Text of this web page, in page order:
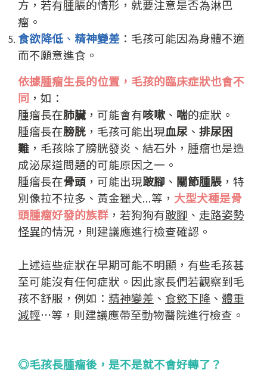
方，若有腫脹的情形，就要注意是否為淋巴
瘤。
食欲降低 、 精神變差 ：毛孩可能因為身體不適
而不願意進食。
依據腫瘤生長的位置，毛孩的臨床症狀也會不
同 ，如：
腫瘤長在肺臟 ，可能會有咳嗽 、 喘的症狀。
腫瘤長在膀胱 ，毛孩可能出現血尿 、 排尿困
難 ，毛孩除了膀胱發炎、結石外，腫瘤也是造
成泌尿道問題的可能原因之一。
腫瘤長在骨頭 ，可能出現跛腳 、 關節腫脹 ，特
別像拉不拉多、黃金獵犬...等， 大型犬種是骨
頭腫瘤好發的族群 ，若狗狗有跛腳 、 走路姿勢
怪異的情況，則建議應進行檢查確認。
上述這些症狀在早期可能不明顯，有些毛孩甚
至可能沒有任何症狀。因此家長們若觀察到毛
孩不舒服，例如： 精神變差 、 食慾下降 、 體重
減輕…等，則建議應帶至動物醫院進行檢查。
◎毛孩長腫瘤後，是不是就不會好轉了？